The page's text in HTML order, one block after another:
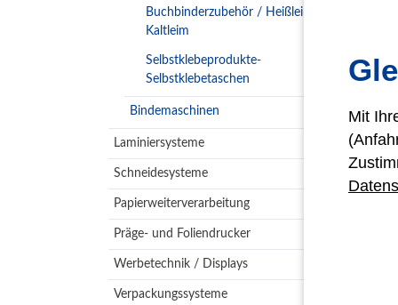
Buchbinderzubehör / Heißleim
Kaltleim
Selbstklebeprodukte-
Selbstklebetaschen
Bindemaschinen
Laminiersysteme
Schneidesysteme
Papierweiterverarbeitung
Präge- und Foliendrucker
Werbetechnik / Displays
Verpackungssysteme
Mit